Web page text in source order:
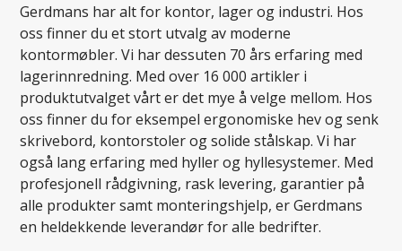
Gerdmans har alt for kontor, lager og industri. Hos
oss finner du et stort utvalg av moderne
kontormøbler. Vi har dessuten 70 års erfaring med
lagerinnredning. Med over 16 000 artikler i
produktutvalget vårt er det mye å velge mellom. Hos
oss finner du for eksempel ergonomiske hev og senk
skrivebord, kontorstoler og solide stålskap. Vi har
også lang erfaring med hyller og hyllesystemer. Med
profesjonell rådgivning, rask levering, garantier på
alle produkter samt monteringshjelp, er Gerdmans
en heldekkende leverandør for alle bedrifter.